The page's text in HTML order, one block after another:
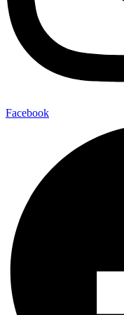
Facebook